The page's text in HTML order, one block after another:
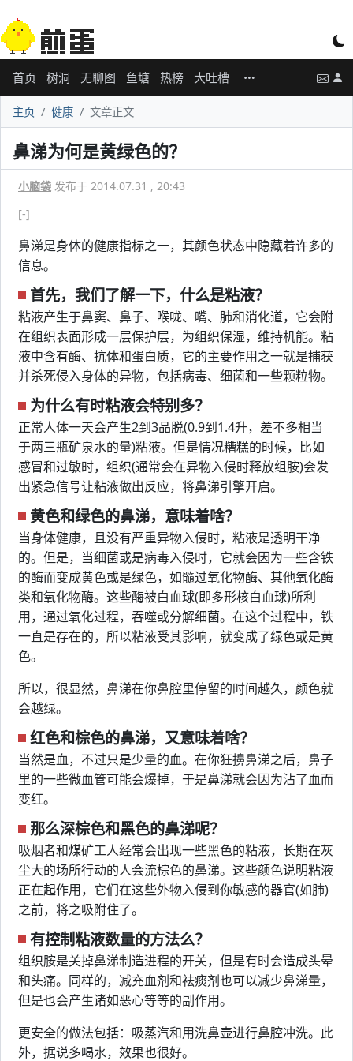
首页 树洞 无聊图 鱼塘 热榜 大吐槽
主页 健康 文章正文
鼻涕为何是黄绿色的？
小脑袋 发布于 2014.07.31 , 20:43
[-]
鼻涕是身体的健康指标之一，其颜色状态中隐藏着许多的
信息。
首先，我们了解一下，什么是粘液？
粘液产生于鼻窦、鼻子、喉咙、嘴、肺和消化道，它会附
在组织表面形成一层保护层，为组织保湿，维持机能。粘
液中含有酶、抗体和蛋白质，它的主要作用之一就是捕获
并杀死侵入身体的异物，包括病毒、细菌和一些颗粒物。
为什么有时粘液会特别多？
正常人体一天会产生2到3品脱(0.9到1.4升，差不多相当
于两三瓶矿泉水的量)粘液。但是情况糟糕的时候，比如
感冒和过敏时，组织(通常会在异物入侵时释放组胺)会发
出紧急信号让粘液做出反应，将鼻涕引擎开启。
黄色和绿色的鼻涕，意味着啥？
当身体健康，且没有严重异物入侵时，粘液是透明干净
的。但是，当细菌或是病毒入侵时，它就会因为一些含铁
的酶而变成黄色或是绿色，如髓过氧化物酶、其他氧化酶
类和氧化物酶。这些酶被白血球(即多形核白血球)所利
用，通过氧化过程，吞噬或分解细菌。在这个过程中，铁
一直是存在的，所以粘液受其影响，就变成了绿色或是黄
色。
所以，很显然，鼻涕在你鼻腔里停留的时间越久，颜色就
会越绿。
红色和棕色的鼻涕，又意味着啥？
当然是血，不过只是少量的血。在你狂擤鼻涕之后，鼻子
里的一些微血管可能会爆掉，于是鼻涕就会因为沾了血而
变红。
那么深棕色和黑色的鼻涕呢？
吸烟者和煤矿工人经常会出现一些黑色的粘液，长期在灰
尘大的场所行动的人会流棕色的鼻涕。这些颜色说明粘液
正在起作用，它们在这些外物入侵到你敏感的器官(如肺)
之前，将之吸附住了。
有控制粘液数量的方法么？
组织胺是关掉鼻涕制造进程的开关，但是有时会造成头晕
和头痛。同样的，减充血剂和祛痰剂也可以减少鼻涕量，
但是也会产生诸如恶心等等的副作用。
更安全的做法包括：吸蒸汽和用洗鼻壶进行鼻腔冲洗。此
外，据说多喝水，效果也很好。